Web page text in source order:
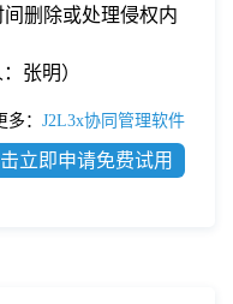
删除或处理侵权内
张明）
多： J2L3x协同管理软件
立即申请免费试用